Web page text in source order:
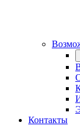
Контакты